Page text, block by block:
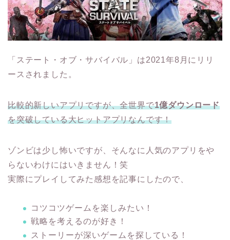
「ステート・オブ・サバイバル」は2021年8月にリリ
ースされました。
比較的新しいアプリですが、全世界で1億ダウンロード
を突破している大ヒットアプリなんです！
ゾンビは少し怖いですが、そんなに人気のアプリをや
らないわけにはいきません！笑
実際にプレイしてみた感想を記事にしたので、
コツコツゲームを楽しみたい！
戦略を考えるのが好き！
ストーリーが深いゲームを探している！